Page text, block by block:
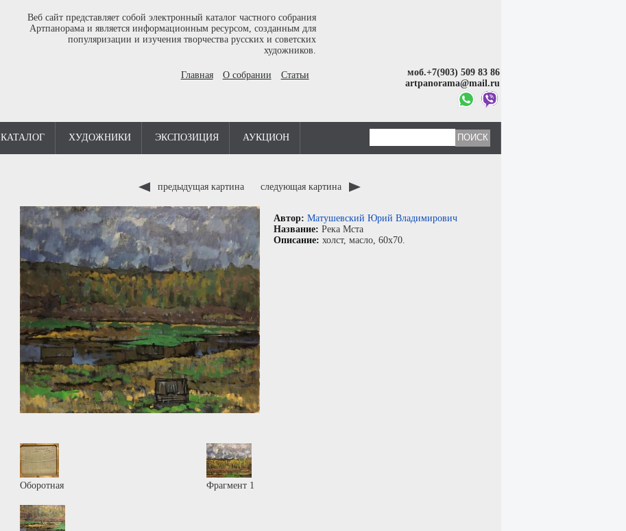
Веб сайт представляет собой электронный каталог частного собрания
Артпанорама и является информационным ресурсом, созданным для
популяризации и изучения творчества русских и советских
художников.
Главная О собрании Статьи
моб.+7(903) 509 83 86
artpanorama@mail.ru
КАТАЛОГ ХУДОЖНИКИ ЭКСПОЗИЦИЯ АУКЦИОН
предыдущая картина следующая картина
Автор: Матушевский Юрий Владимирович
Название: Река Мста
Описание: холст, масло, 60x70.
Оборотная Фрагмент 1